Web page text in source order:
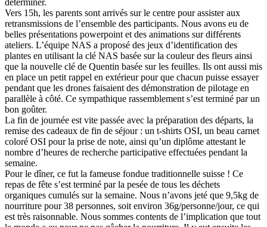
déterminer.
Vers 15h, les parents sont arrivés sur le centre pour assister aux
retransmissions de l’ensemble des participants. Nous avons eu de
belles présentations powerpoint et des animations sur différents
ateliers. L’équipe NAS a proposé des jeux d’identification des
plantes en utilisant la clé NAS basée sur la couleur des fleurs ainsi
que la nouvelle clé de Quentin basée sur les feuilles. Ils ont aussi mis
en place un petit rappel en extérieur pour que chacun puisse essayer
pendant que les drones faisaient des démonstration de pilotage en
parallèle à côté. Ce sympathique rassemblement s’est terminé par un
bon goûter.
La fin de journée est vite passée avec la préparation des départs, la
remise des cadeaux de fin de séjour : un t-shirts OSI, un beau carnet
coloré OSI pour la prise de note, ainsi qu’un diplôme attestant le
nombre d’heures de recherche participative effectuées pendant la
semaine.
Pour le dîner, ce fut la fameuse fondue traditionnelle suisse ! Ce
repas de fête s’est terminé par la pesée de tous les déchets
organiques cumulés sur la semaine. Nous n’avons jeté que 9,5kg de
nourriture pour 38 personnes, soit environ 36g/personne/jour, ce qui
est très raisonnable. Nous sommes contents de l’implication que tout